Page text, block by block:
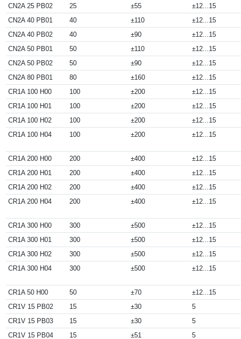
CN2A 25 PB02
25 ±55 ±12...15
CN2A 40 PB01
40 ±110 ±12...15
CN2A 40 PB02
40 ±90 ±12...15
CN2A 50 PB01
50 ±110 ±12...15
CN2A 50 PB02
50 ±90 ±12...15
CN2A 80 PB01
80 ±160 ±12...15
CR1A 100 H00
100 ±200 ±12...15
CR1A 100 H01
100 ±200 ±12...15
CR1A 100 H02
100 ±200 ±12...15
CR1A 100 H04
100 ±200 ±12...15
CR1A 200 H00
200 ±400 ±12...15
CR1A 200 H01
200 ±400 ±12...15
CR1A 200 H02
200 ±400 ±12...15
CR1A 200 H04
200 ±400 ±12...15
CR1A 300 H00
300 ±500 ±12...15
CR1A 300 H01
300 ±500 ±12...15
CR1A 300 H02
300 ±500 ±12...15
CR1A 300 H04
300 ±500 ±12...15
CR1A 50 H00
50 ±70 ±12...15
CR1V 15 PB02
15 ±30 5
CR1V 15 PB03
15 ±30 5
CR1V 15 PB04
15 ±51 5